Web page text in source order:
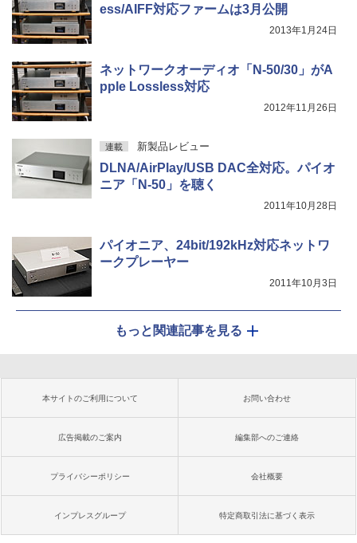
ess/AIFF対応ファームは3月公開
2013年1月24日
ネットワークオーディオ「N-50/30」がA
pple Lossless対応
2012年11月26日
連載 新製品レビュー
DLNA/AirPlay/USB DAC全対応。パイオ
ニア「N-50」を聴く
2011年10月28日
パイオニア、24bit/192kHz対応ネットワ
ークプレーヤー
2011年10月3日
もっと関連記事を見る
本サイトのご利用について お問い合わせ
広告掲載のご案内 編集部へのご連絡
プライバシーポリシー 会社概要
インプレスグループ 特定商取引法に基づく表示